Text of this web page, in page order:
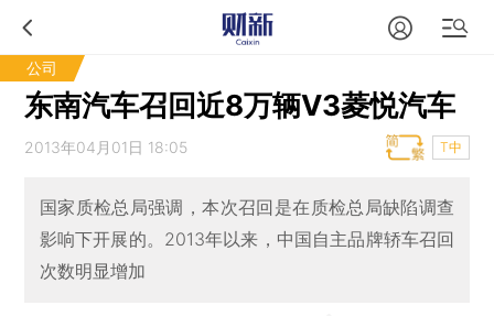
公司
东南汽车召回近8万辆V3菱悦汽车
2013年04月01日 18:05 T中
国家质检总局强调，本次召回是在质检总局缺陷调查
影响下开展的。2013年以来，中国自主品牌轿车召回
次数明显增加